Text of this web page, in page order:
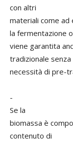
con altri
materiali come ad
la fermentazione
viene garantita
tradizionale senza
necessità di pre-
-
Se la
biomassa è
contenuto di